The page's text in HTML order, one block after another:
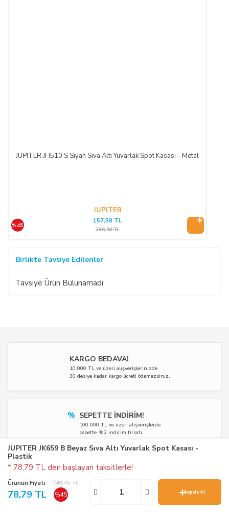
JUPITER JK659 B Beyaz Sıva Altı Yuvarlak Spot Kasası -
Plastik
* 78,79 TL den başlayan taksitlerle!
Ürünün Fiyatı 143,25 TL
78,79 TL %45 Sepete At
JUPITER JH510 S Siyah Sıva Altı Yuvarlak Spot Kasası - Metal
JUPITER
%45
157,58 TL
286,50 TL
Birlikte Tavsiye Edilenler
Tavsiye Ürün Bulunamadı
KARGO BEDAVA!
10.000 TL ve üzeri alışverişlerinizde
30 desiye kadar kargo ücreti ödemezsiniz.
% SEPETTE İNDİRİM!
100.000 TL ve üzeri alışverişlerde
sepette %2 indirim fırsatı.
TAKSİT İMKANI!
12 taksit imkânı sağlıyoruz.